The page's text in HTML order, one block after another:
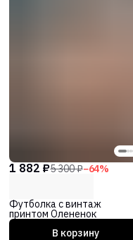
1 882 ₽5 300 ₽−64%
Футболка с винтаж
принтом Олененок
В корзину